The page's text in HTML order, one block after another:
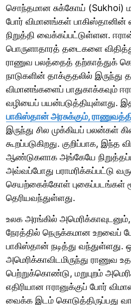
சொந்தமான சுக்கோய் (Sukhoi)
போர் விமானங்கள் பாகிஸ்தானின்
நிறுத்தி வைக்கப்பட்டுள்ளன.
பொருளாதாரத் தடைகளை
ராணுவ பலத்தைத் தற்காத்துக்
நாடுகளின் தாக்குதலில் இருந்து
விமானங்களைப் பாதுகாக்கவும்
வழியைப் பயன்படுத்தியுள்ளது.
பாகிஸ்தான் அரசுக்கும்,
இருந்து சில முக்கியப் பலன்கள்
கூறப்படுகிறது. குறிப்பாக, இந்த
ஆண்டுகளாக அங்கேயே
அவ்வப்போது பராமரிக்கப்பட்டு
செயற்கைக்கோள் புகைப்படங்கள்
தெரியவந்துள்ளது.
உலக அரங்கில்
நேரத்தில் நெருக்கமான உறவைப்
பாகிஸ்தான் நடித்து வந்துள்ளது.
அமெரிக்காவிடமிருந்து ராணுவ
பெற்றுக்கொண்டு, மறுபுறம்
எதிரியான ஈரானுக்குப் போர்
வைக்க இடம் கொடுத்திருப்பது